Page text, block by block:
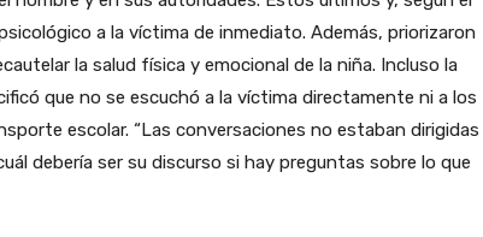
a la víctima de inmediato. Además, priorizaron
la salud física y emocional de la niña. Incluso la
que no se escuchó a la víctima directamente ni a los
escolar. “Las conversaciones no estaban dirigidas
debería ser su discurso si hay preguntas sobre lo que